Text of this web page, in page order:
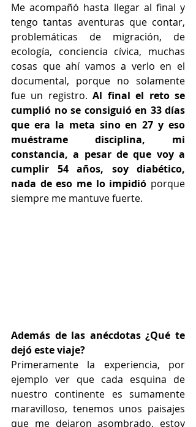
Me acompañó hasta llegar al final y
tengo tantas aventuras que contar,
problemáticas de migración, de
ecología, conciencia cívica, muchas
cosas que ahí vamos a verlo en el
documental, porque no solamente
fue un registro. Al final el reto se
cumplió no se consiguió en 33 días
que era la meta sino en 27 y eso
muéstrame disciplina, mi
constancia, a pesar de que voy a
cumplir 54 años, soy diabético,
nada de eso me lo impidió porque
siempre me mantuve fuerte.
Además de las anécdotas ¿Qué te
dejó este viaje?
Primeramente la experiencia, por
ejemplo ver que cada esquina de
nuestro continente es sumamente
maravilloso, tenemos unos paisajes
que me dejaron asombrado, estoy